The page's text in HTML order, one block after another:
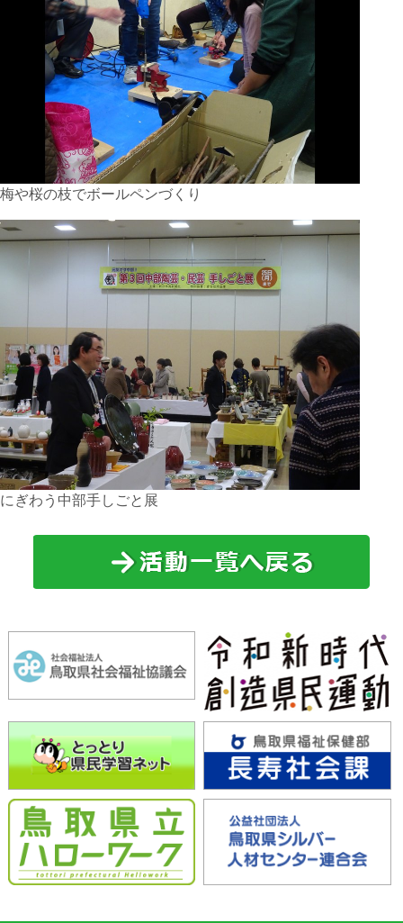
梅や桜の枝でボールペンづくり
にぎわう中部手しごと展